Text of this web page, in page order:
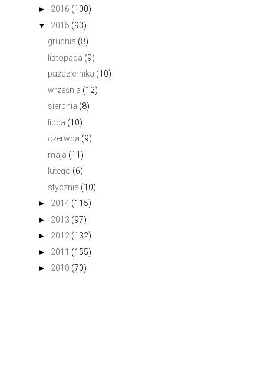
► 2016 (100)
▼
2015 (93)
grudnia (8)
listopada (9)
października (10)
września (12)
sierpnia (8)
lipca (10)
czerwca (9)
maja (11)
lutego (6)
stycznia (10)
► 2014 (115)
► 2013 (97)
► 2012 (132)
► 2011 (155)
► 2010 (70)